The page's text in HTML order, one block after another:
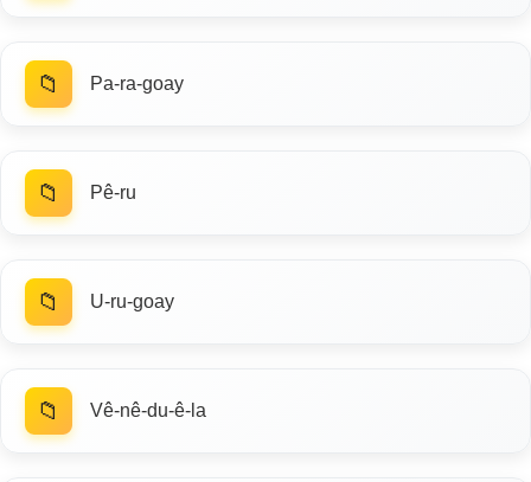
📁 Pa-ra-goay
📁 Pê-ru
📁 U-ru-goay
📁 Vê-nê-du-ê-la